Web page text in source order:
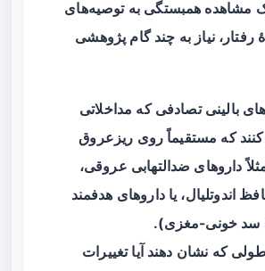
مشاهده همبستگی به توصیه‌های
رفتار، نیاز به چند گام پژوهشی
بالینی تصادفی که مداخلاتی
که مستقیماً روی ریزعروق
داروهای ضدالتهابی عروقی،
اندوتلیال، یا داروهای هدفمند
سد خونی-مغزی).
که نشان دهند آیا تغییرات